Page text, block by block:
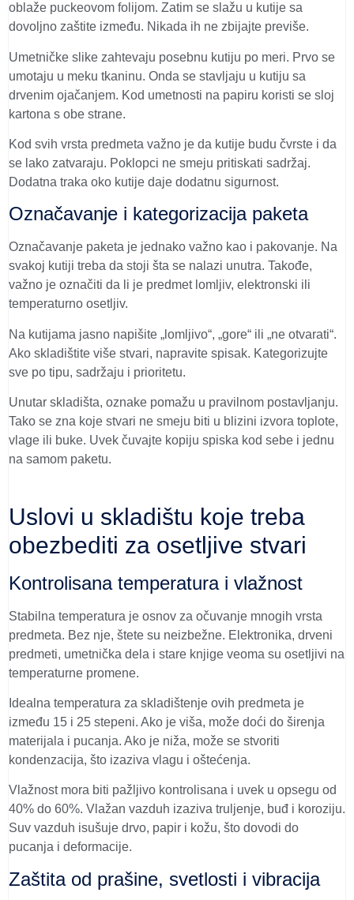
oblaže puckeovom folijom. Zatim se slažu u kutije sa
dovoljno zaštite između. Nikada ih ne zbijajte previše.
Umetničke slike zahtevaju posebnu kutiju po meri. Prvo se
umotaju u meku tkaninu. Onda se stavljaju u kutiju sa
drvenim ojačanjem. Kod umetnosti na papiru koristi se sloj
kartona s obe strane.
Kod svih vrsta predmeta važno je da kutije budu čvrste i da
se lako zatvaraju. Poklopci ne smeju pritiskati sadržaj.
Dodatna traka oko kutije daje dodatnu sigurnost.
Označavanje i kategorizacija paketa
Označavanje paketa je jednako važno kao i pakovanje. Na
svakoj kutiji treba da stoji šta se nalazi unutra. Takođe,
važno je označiti da li je predmet lomljiv, elektronski ili
temperaturno osetljiv.
Na kutijama jasno napišite „lomljivo“, „gore“ ili „ne otvarati“.
Ako skladištite više stvari, napravite spisak. Kategorizujte
sve po tipu, sadržaju i prioritetu.
Unutar skladišta, oznake pomažu u pravilnom postavljanju.
Tako se zna koje stvari ne smeju biti u blizini izvora toplote,
vlage ili buke. Uvek čuvajte kopiju spiska kod sebe i jednu
na samom paketu.
Uslovi u skladištu koje treba
obezbediti za osetljive stvari
Kontrolisana temperatura i vlažnost
Stabilna temperatura je osnov za očuvanje mnogih vrsta
predmeta. Bez nje, štete su neizbežne. Elektronika, drveni
predmeti, umetnička dela i stare knjige veoma su osetljivi na
temperaturne promene.
Idealna temperatura za skladištenje ovih predmeta je
između 15 i 25 stepeni. Ako je viša, može doći do širenja
materijala i pucanja. Ako je niža, može se stvoriti
kondenzacija, što izaziva vlagu i oštećenja.
Vlažnost mora biti pažljivo kontrolisana i uvek u opsegu od
40% do 60%. Vlažan vazduh izaziva truljenje, buđ i koroziju.
Suv vazduh isušuje drvo, papir i kožu, što dovodi do
pucanja i deformacije.
Zaštita od prašine, svetlosti i vibracija